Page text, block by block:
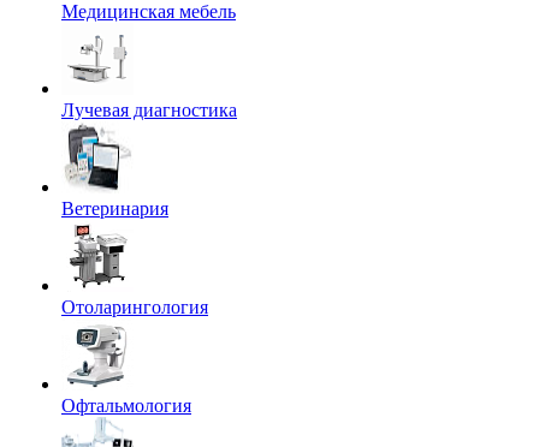
Медицинская мебель
Лучевая диагностика
Ветеринария
Отоларингология
Офтальмология